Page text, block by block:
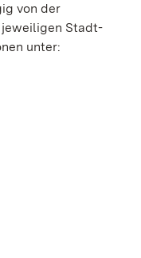
von der
Stadt-
unter: